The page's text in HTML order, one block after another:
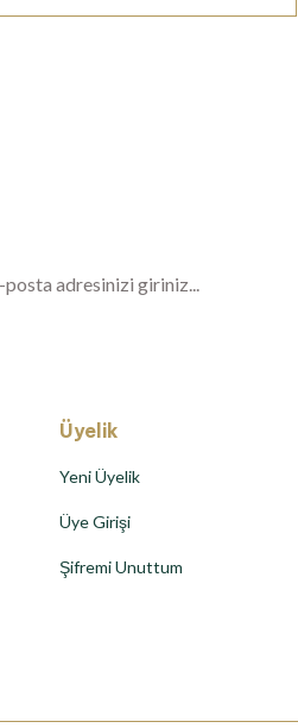
Üyelik
Yeni Üyelik
Üye Girişi
Şifremi Unuttum